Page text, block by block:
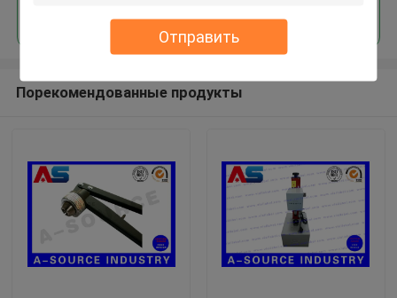
Отправить
Порекомендованные продукты